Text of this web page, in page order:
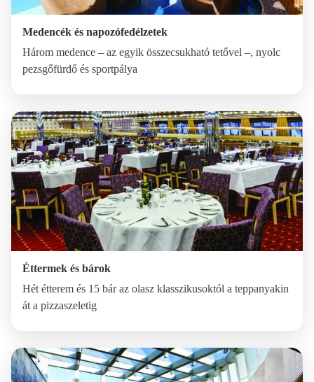
Medencék és napozófedélzetek
Három medence – az egyik összecsukható tetővel –, nyolc
pezsgőfürdő és sportpálya
Éttermek és bárok
Hét étterem és 15 bár az olasz klasszikusoktól a teppanyakin
át a pizzaszeletig